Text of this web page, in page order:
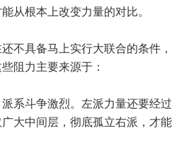
从根本上改变力量的对比。
不具备马上实行大联合的条件，
阻力主要来源于：
系斗争激烈。左派力量还要经过
大中间层，彻底孤立右派，才能